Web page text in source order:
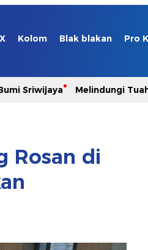
Kolom Blak blakan Pro
Sriwijaya Melindungi
Rosan di